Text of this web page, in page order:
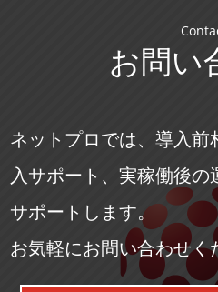
お問い
ネットプロでは、導入
入サポート、実稼働後
サポートします。
お気軽にお問い合わせく